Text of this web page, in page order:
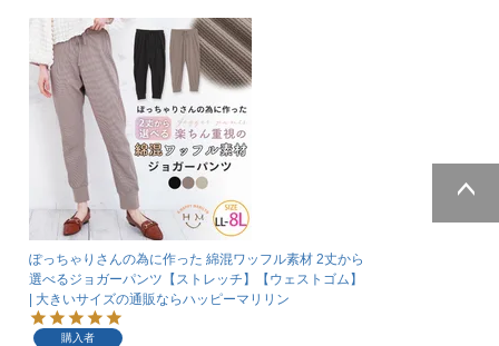
ぽっちゃりさんの為に作った 綿混ワッフル素材 2丈から
選べるジョガーパンツ【ストレッチ】【ウェストゴム】
| 大きいサイズの通販ならハッピーマリリン
購入者